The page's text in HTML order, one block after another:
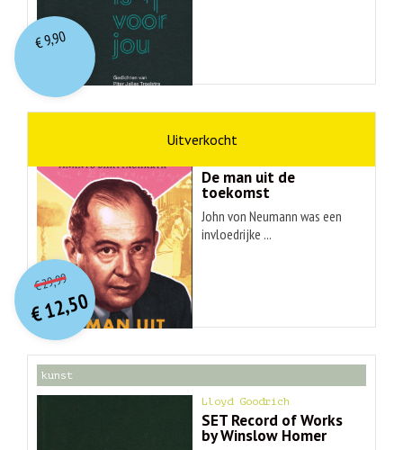
€9,90
De man uit de
toekomst
John von Neumann was een
invloedrijke ...
€29,99O
orspr
onkelijke
prijs
was:
€ 29,99.
€12,50
Huidige
prijs
is:€ 12,50.
kunst
Lloyd Goodrich
SET Record of Works
by Winslow Homer